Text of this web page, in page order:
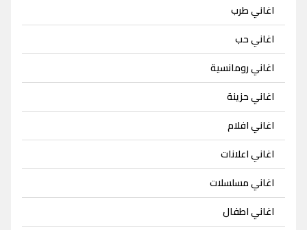
اغاني طرب
اغاني حب
اغاني رومانسية
اغاني حزينة
اغاني افلام
اغاني اعلانات
اغاني مسلسلات
اغاني اطفال